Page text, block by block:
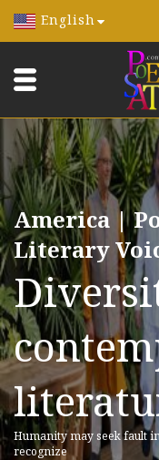
English
America |
Literary
Humanity may seek fault
recognize